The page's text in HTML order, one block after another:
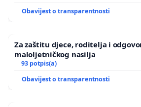
Obavijest o transparentnosti
Za zaštitu djece, roditelja i
maloljetničkog nasilja
93 potpis(a)
Obavijest o transparentnosti